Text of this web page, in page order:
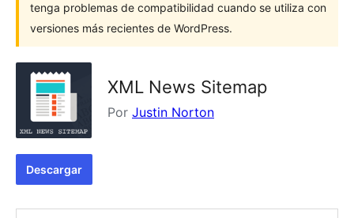
tenga problemas de compatibilidad cuando se utiliza con
versiones más recientes de WordPress.
XML News Sitemap
Por Justin Norton
Descargar